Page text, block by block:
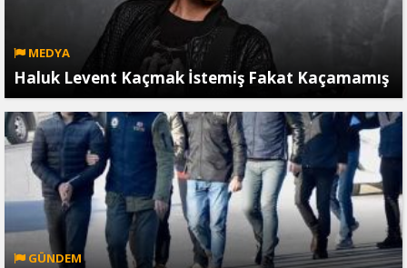
MEDYA
Haluk Levent Kaçmak İstemiş Fakat Kaçamamış
GÜNDEM